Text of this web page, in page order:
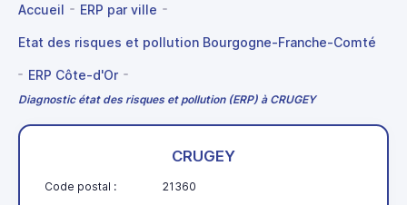
Accueil ERP par ville
Etat des risques et pollution Bourgogne-Franche-Comté
ERP Côte-d'Or
Diagnostic état des risques et pollution (ERP) à CRUGEY
CRUGEY
Code postal : 21360